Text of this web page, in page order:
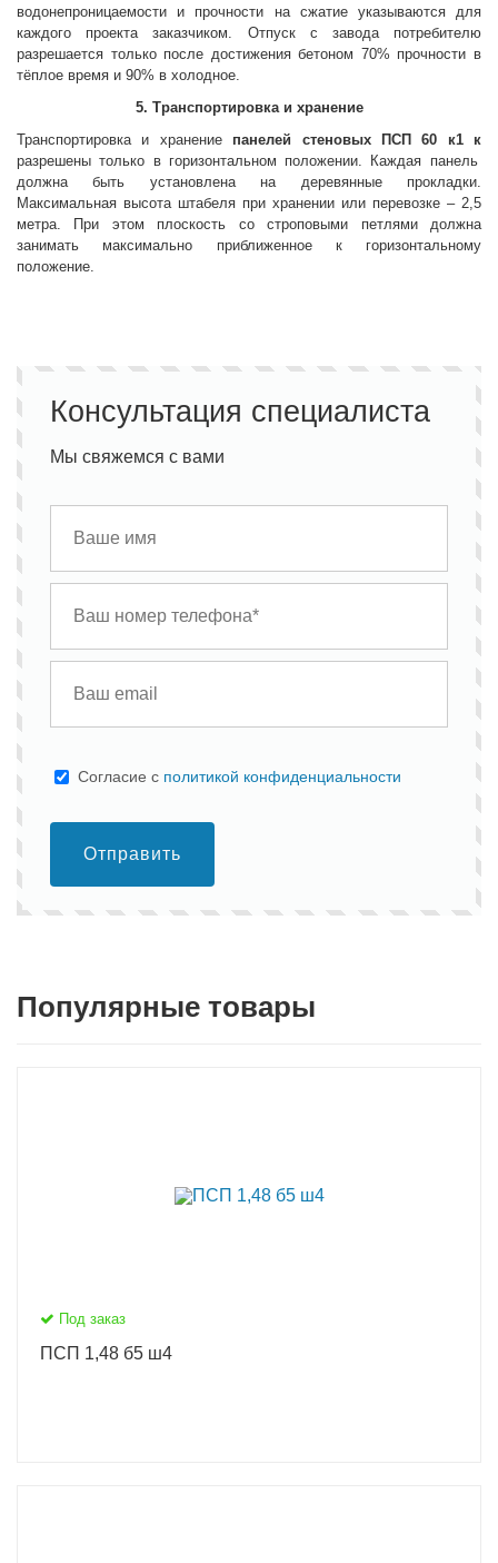
водонепроницаемости и прочности на сжатие указываются для
каждого проекта заказчиком. Отпуск с завода потребителю
разрешается только после достижения бетоном 70% прочности в
тёплое время и 90% в холодное.
5. Транспортировка и хранение
Транспортировка и хранение панелей стеновых
ПСП 60 к1 к
разрешены только в горизонтальном положении. Каждая панель
должна быть установлена на деревянные прокладки.
Максимальная высота штабеля при хранении или перевозке – 2,5
метра. При этом плоскость со строповыми петлями должна
занимать максимально приближенное к горизонтальному
положение.
Консультация специалиста
Мы свяжемся с вами
Cогласие с политикой конфиденциальности
Отправить
Популярные товары
Под заказ
ПСП 1,48 б5 ш4